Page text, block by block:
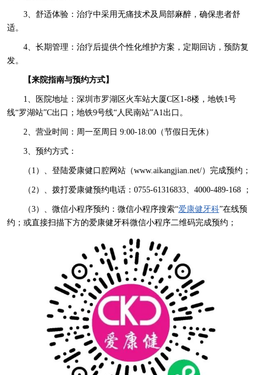
3、舒适体验：治疗中采用无痛技术及局部麻醉，确保患者舒
适。
4、长期管理：治疗后提供个性化维护方案，定期回访，预防复
发。
【来院指南与预约方式】
1、医院地址：深圳市罗湖区火车站大厦C区1-8楼，地铁1号
线“罗湖站”C出口；地铁9号线“人民南站”A1出口。
2、营业时间：周一至周日 9:00-18:00（节假日无休）
3、预约方式：
（1）、登陆爱康健口腔网站（www.aikangjian.net/）完成预约；
（2）、拨打爱康健预约电话：0755-61316833、4000-489-168 ；
（3）、微信小程序预约：微信小程序搜索“爱康健牙科”在线预
约；或直接扫描下方的爱康健牙科微信小程序二维码完成预约；